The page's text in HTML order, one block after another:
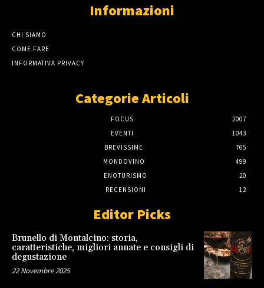
Informazioni
CHI SIAMO
COME FARE
INFORMATIVA PRIVACY
Categorie Articoli
FOCUS
2007
EVENTI
1043
BREVISSIME
765
MONDOVINO
499
ENOTURISMO
20
RECENSIONI
12
Editor Picks
Brunello di Montalcino: storia,
caratteristiche, migliori annate e consigli di
degustazione
22 Novembre 2025